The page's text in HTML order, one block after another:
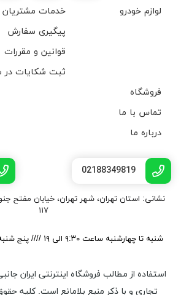
لوازم خودرو
خدمات مشتریان
پیگیری سفارش
قوانین و مقررات
ثبت شکایات
فروشگاه
تماس با ما
درباره ما
02188349819
نشانی: استان تهران، شهر تهران، خیابان مفتح
۱۱۷
شنبه تا چهارشنبه ساعت ۹:۳۰ الی ۱۹ //// پنج شنبه ساعت ۹:۳۰ الی ۱۶:۳۰
استفاده از مطالب فروشگاه اینترنتی ایران
تجاری و با ذکر منبع بلامانع است. کليه